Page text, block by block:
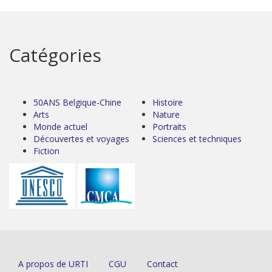
Catégories
50ANS Belgique-Chine
Arts
Monde actuel
Découvertes et voyages
Fiction
Histoire
Nature
Portraits
Sciences et techniques
A propos de URTI CGU Contact